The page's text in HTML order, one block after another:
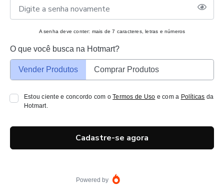
A senha deve conter: mais de 7 caracteres, letras e números
O que você busca na Hotmart?
Vender Produtos Comprar Produtos
Estou ciente e concordo com oTermos de Uso e com a Políticas da
Hotmart.
Cadastre-se agora
Powered by